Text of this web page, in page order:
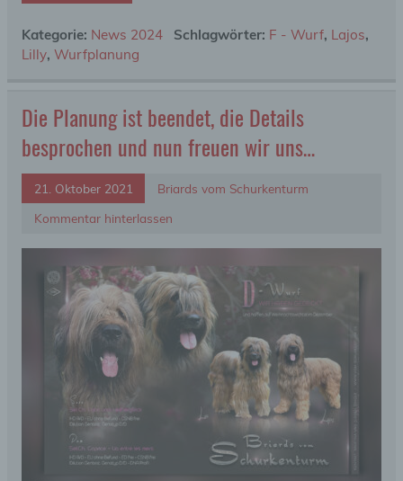
Kategorie: News 2024 Schlagwörter: F - Wurf, Lajos,
Lilly, Wurfplanung
Die Planung ist beendet, die Details
besprochen und nun freuen wir uns…
21. Oktober 2021
Briards vom Schurkenturm
Kommentar hinterlassen